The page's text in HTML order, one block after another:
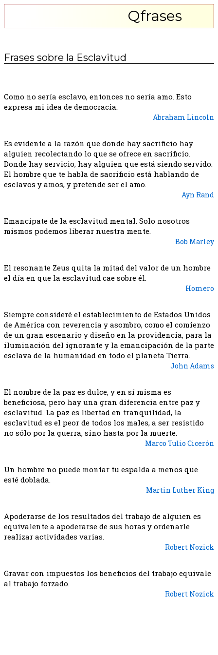
Qfrases
Frases sobre la Esclavitud
Como no sería esclavo, entonces no sería amo. Esto
expresa mi idea de democracia.
Abraham Lincoln
Es evidente a la razón que donde hay sacrificio hay
alguien recolectando lo que se ofrece en sacrificio.
Donde hay servicio, hay alguien que está siendo servido.
El hombre que te habla de sacrificio está hablando de
esclavos y amos, y pretende ser el amo.
Ayn Rand
Emancípate de la esclavitud mental. Solo nosotros
mismos podemos liberar nuestra mente.
Bob Marley
El resonante Zeus quita la mitad del valor de un hombre
el día en que la esclavitud cae sobre él.
Homero
Siempre consideré el establecimiento de Estados Unidos
de América con reverencia y asombro, como el comienzo
de un gran escenario y diseño en la providencia, para la
iluminación del ignorante y la emancipación de la parte
esclava de la humanidad en todo el planeta Tierra.
John Adams
El nombre de la paz es dulce, y en sí misma es
beneficiosa, pero hay una gran diferencia entre paz y
esclavitud. La paz es libertad en tranquilidad, la
esclavitud es el peor de todos los males, a ser resistido
no sólo por la guerra, sino hasta por la muerte.
Marco Tulio Cicerón
Un hombre no puede montar tu espalda a menos que
esté doblada.
Martin Luther King
Apoderarse de los resultados del trabajo de alguien es
equivalente a apoderarse de sus horas y ordenarle
realizar actividades varias.
Robert Nozick
Gravar con impuestos los beneficios del trabajo equivale
al trabajo forzado.
Robert Nozick